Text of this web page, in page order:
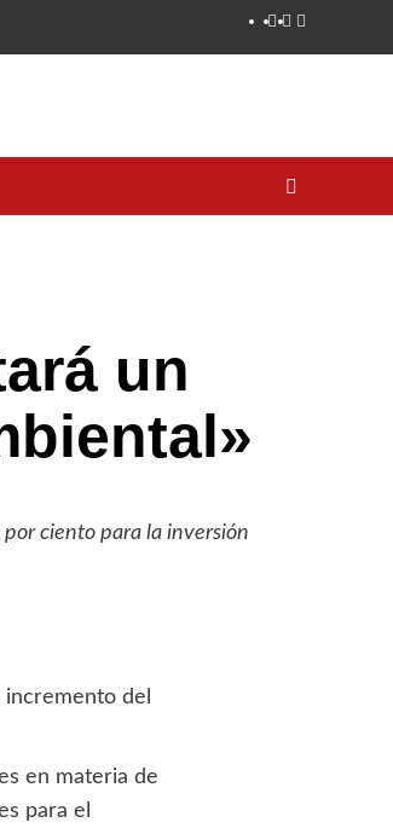
un
ciento para la inversión
del
en materia de
para el